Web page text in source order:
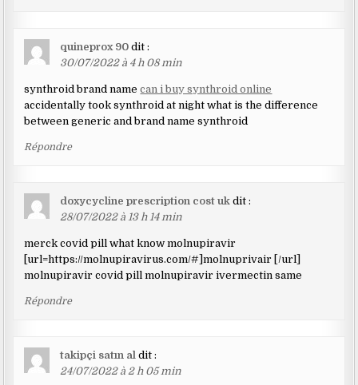
quineprox 90 dit :
30/07/2022 à 4 h 08 min
synthroid brand namecan i buy synthroid online
accidentally took synthroid at night what is the difference
between generic and brand name synthroid
Répondre
doxycycline prescription cost uk dit :
28/07/2022 à 13 h 14 min
merck covid pill what know molnupiravir
[url=https://molnupiravirus.com/#]molnuprivair [/url]
molnupiravir covid pill molnupiravir ivermectin same
Répondre
takipçi satın al dit :
24/07/2022 à 2 h 05 min